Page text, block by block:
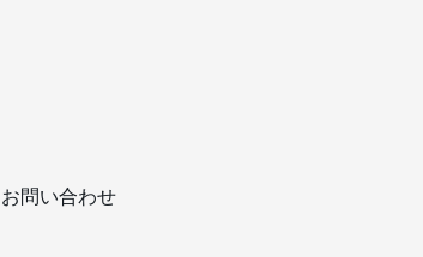
お問い合わせ